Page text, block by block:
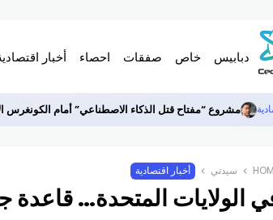
دبابيس خاص صفقات احصاء أخبار
مشروع “مفتاح قتل الذكاء الاصطناعي” أمام الكونغرس
سيدتي أخبار اقتصادية
الولايات المتحدة… قاعدة